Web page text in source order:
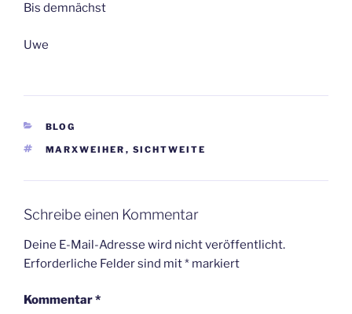
Bis demnächst
Uwe
KATEGORIEN
BLOG
SCHLAGWÖRTER
MARXWEIHER , SICHTWEITE
Schreibe einen Kommentar
Deine E-Mail-Adresse wird nicht veröffentlicht.
Erforderliche Felder sind mit* markiert
Kommentar*